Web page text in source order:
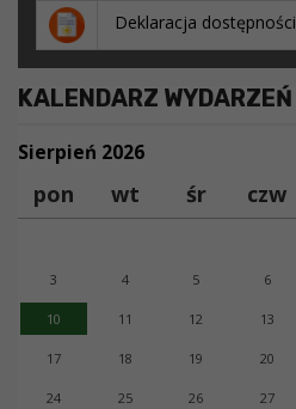
Deklaracja dostępności
KALENDARZ WYDARZEŃ
Sierpień 2026
pon wt śr czw
3 4 5 6
10 11 12 13
17 18 19 20
24 25 26 27